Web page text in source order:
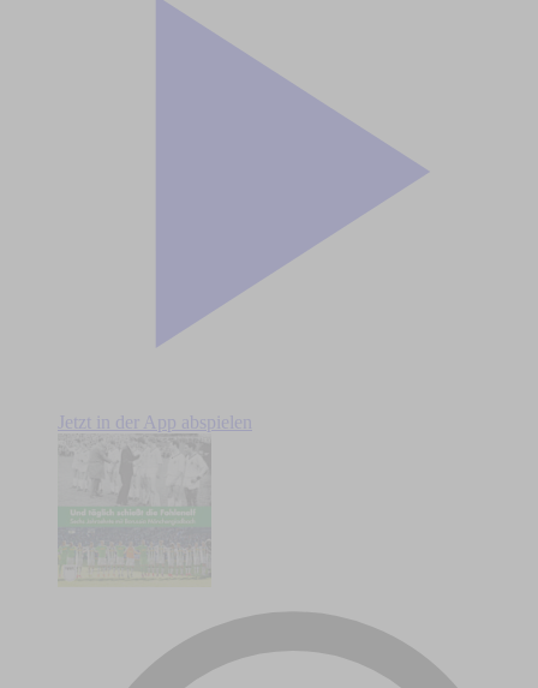
Jetzt in der App abspielen